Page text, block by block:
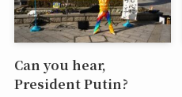
Can you hear,
President Putin?